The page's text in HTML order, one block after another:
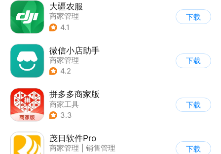
大疆农服
商家管理
4.1
下载
微信小店助手
商家管理
4.2
下载
拼多多商家版
商家工具
3.3
下载
茂日软件Pro
商家管理
销售管理
下载